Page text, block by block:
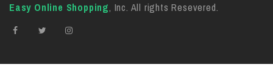
Easy Online Shopping, Inc. All rights Resevered.